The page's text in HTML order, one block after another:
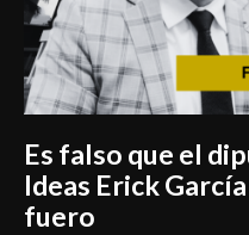
Es falso que el
Ideas Erick
fuero